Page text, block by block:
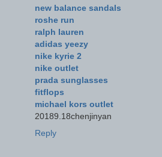
new balance sandals
roshe run
ralph lauren
adidas yeezy
nike kyrie 2
nike outlet
prada sunglasses
fitflops
michael kors outlet
20189.18chenjinyan
Reply